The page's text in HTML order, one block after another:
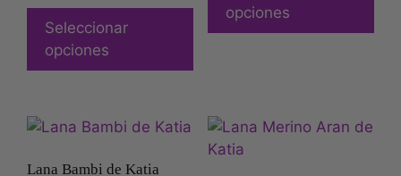
Seleccionar
opciones
opciones
Lana Bambi de Katia